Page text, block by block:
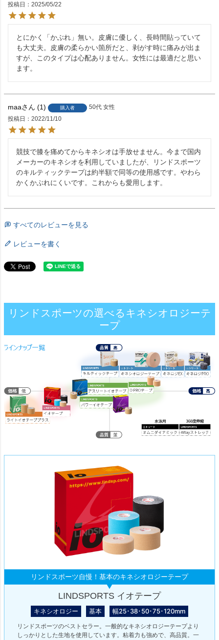
投稿日
2025/05/22
とにかく「かぶれ」無い。皮膚に優しく、長時間貼っていて
も大丈夫。皮膚の柔らかい箇所だと、剥がす時に痛みが出ま
すが、このタイプは心配ありません。女性には最適だと思い
ます。
maa 1 購入者 50代 女性
投稿日
2022/11/10
競技で膝を痛めてからキネシオは手放せません。今まで国内
メーカーのキネシオを利用していましたが、リンドスポーツ
のキルティックテープは約半額で同等の使用感です。やわら
かくかぶれにくいです。これからも愛用します。
すべてのレビューを見る
レビューを書く
リンドスポーツの選べるキネシオロジーテ
ープ
リンドスポーツ自慢！基本のキネシオロジーテープ
LINDSPORTS イオテープ
キネシオロジー 基本 幅25･38･50･75･120mm
リンドスポーツのベストセラー。一般的なキネシオロジーテープより
しっかりとした生地を使用しています。粘着力も強めで、高品質。一